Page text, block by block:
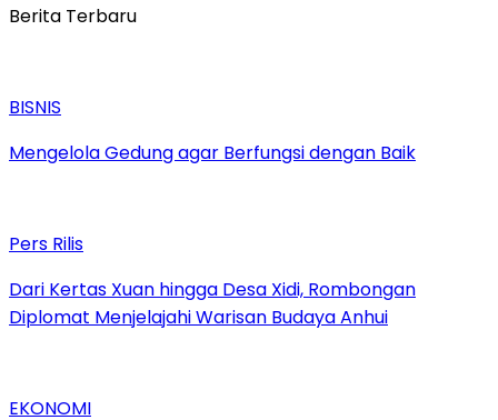
Berita Terbaru
BISNIS
Mengelola Gedung agar Berfungsi dengan Baik
Pers Rilis
Dari Kertas Xuan hingga Desa Xidi, Rombongan
Diplomat Menjelajahi Warisan Budaya Anhui
EKONOMI